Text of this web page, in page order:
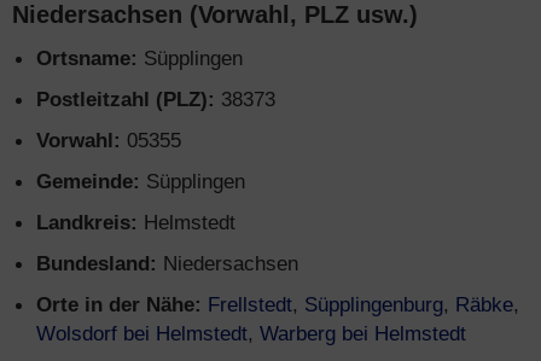
Niedersachsen (Vorwahl, PLZ usw.)
Ortsname: Süpplingen
Postleitzahl (PLZ): 38373
Vorwahl: 05355
Gemeinde: Süpplingen
Landkreis: Helmstedt
Bundesland: Niedersachsen
Orte in der Nähe: Frellstedt, Süpplingenburg, Räbke,
Wolsdorf bei Helmstedt, Warberg bei Helmstedt